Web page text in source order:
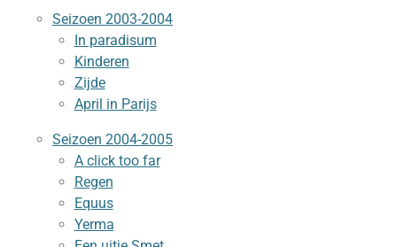
Seizoen 2003-2004
In paradisum
Kinderen
Zijde
April in Parijs
Seizoen 2004-2005
A click too far
Regen
Equus
Yerma